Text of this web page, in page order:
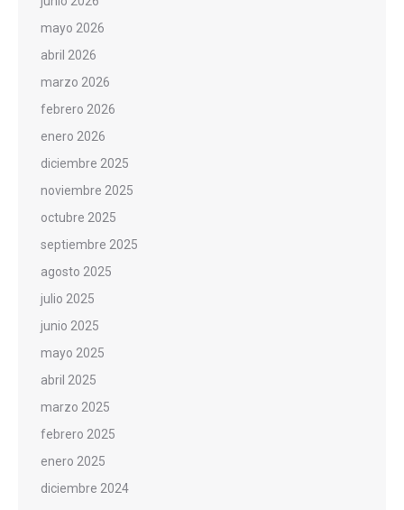
mayo 2026
abril 2026
marzo 2026
febrero 2026
enero 2026
diciembre 2025
noviembre 2025
octubre 2025
septiembre 2025
agosto 2025
julio 2025
junio 2025
mayo 2025
abril 2025
marzo 2025
febrero 2025
enero 2025
diciembre 2024